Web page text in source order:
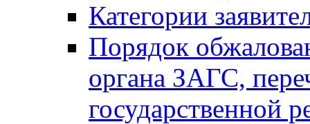
Категории
Порядок
органа ЗАГС,
государственной